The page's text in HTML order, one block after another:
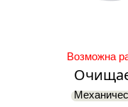
Возможна